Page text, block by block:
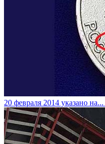
​20 февраля 2014 указано на...